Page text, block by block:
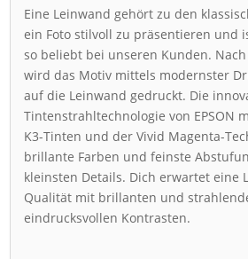
Eine Leinwand gehört zu den
ein Foto stilvoll zu präsentieren und
so beliebt bei unseren Kunden.
wird das Motiv mittels modernster
auf die Leinwand gedruckt. Die
Tintenstrahltechnologie von EPSON
K3-Tinten und der Vivid Magenta-
brillante Farben und feinste
kleinsten Details. Dich erwartet eine
Qualität mit brillanten und
eindrucksvollen Kontrasten.